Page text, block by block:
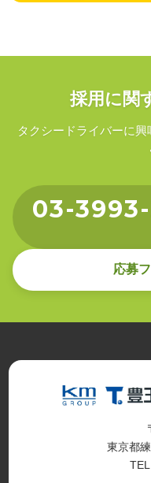
採用に関
タクシードライバーに
03-3993-
応募
東京都